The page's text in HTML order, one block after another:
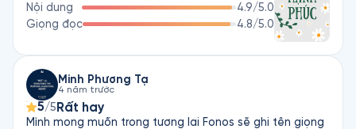
Nội dung
4.9/5.0
Giọng đọc
4.8/5.0
Minh Phương Tạ
4 năm trước
5/5 Rất hay
Mình mong muốn trong tương lai Fonos sẽ ghi tên giọng